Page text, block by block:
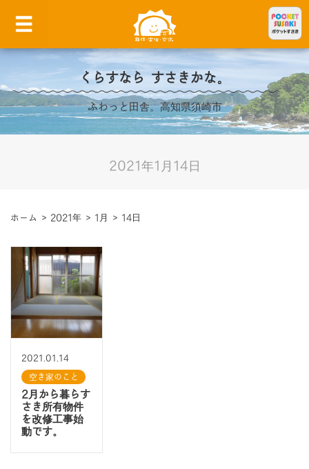
くらすなら すさきかな。
ふわっと田舎。高知県須崎市
2021年1月14日
ホーム > 2021年 > 1月 > 14日
2021.01.14
空き家のこと
2月から暮らす
さき所有物件
を改修工事始
動です。